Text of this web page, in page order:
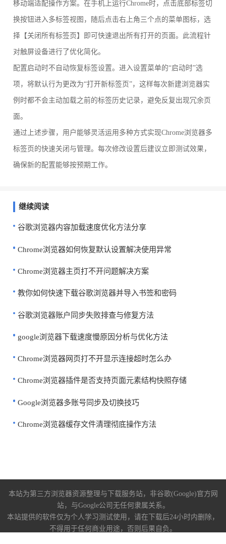
移动端适配操作方案。在手机上运行Chrome时，点击底部标签切
换按钮进入多标签视图，随后点击右上角三个点的菜单图标，选
择【关闭所有标签页】即可快速退出所有打开的页面。此流程针
对触屏设备进行了优化简化。
配置启动时不自动恢复标签设置。进入设置菜单的“启动时”选
项，将默认行为更改为“打开新标签页”，这样每次新建浏览器实
例时都不会主动加载之前的标签历史记录，避免反复出现冗余页
面。
通过上述步骤，用户能够灵活运用多种方式实现Chrome浏览器多
标签页的快速关闭与管理。每次修改设置后建议立即测试效果，
确保新的配置能够按预期工作。
继续阅读
谷歌浏览器内容加载速度优化方法分享
Chrome浏览器如何恢复默认设置解决使用异常
Chrome浏览器主页打不开问题解决方案
教你如何快速下载谷歌浏览器并导入书签和密码
谷歌浏览器账户同步失败排查与修复方法
google浏览器下载速度慢原因分析与优化方法
Chrome浏览器网页打不开显示连接超时怎么办
Chrome浏览器插件是否支持页面元素结构快照存储
Google浏览器多账号同步及切换技巧
Chrome浏览器缓存文件清理彻底操作方法
本站为第三方浏览器资源整理与下载服务站，非谷歌(Google)官方网
站，与Google公司无任何隶属关系。
本站提供的软件仅为个人学习测试使用，请在下载后24小时内删除，
不得用于任何商业用途，否则后果自负。